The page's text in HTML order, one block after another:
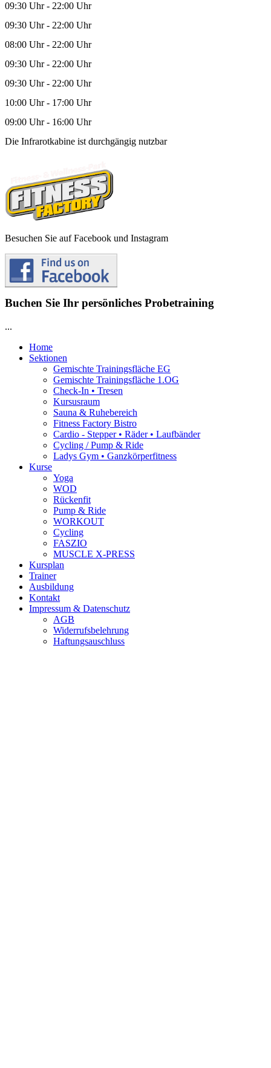
09:30 Uhr - 22:00 Uhr
09:30 Uhr - 22:00 Uhr
08:00 Uhr - 22:00 Uhr
09:30 Uhr - 22:00 Uhr
09:30 Uhr - 22:00 Uhr
10:00 Uhr - 17:00 Uhr
09:00 Uhr - 16:00 Uhr
Die Infrarotkabine ist durchgängig nutzbar
Besuchen Sie auf Facebook und Instagram
Buchen Sie Ihr persönliches Probetraining
...
Home
Sektionen
Gemischte Trainingsfläche EG
Gemischte Trainingsfläche 1.OG
Check-In • Tresen
Kursusraum
Sauna & Ruhebereich
Fitness Factory Bistro
Cardio - Stepper • Räder • Laufbänder
Cycling / Pump & Ride
Ladys Gym • Ganzkörperfitness
Kurse
Yoga
WOD
Rückenfit
Pump & Ride
WORKOUT
Cycling
FASZIO
MUSCLE X-PRESS
Kursplan
Trainer
Ausbildung
Kontakt
Impressum & Datenschutz
AGB
Widerrufsbelehrung
Haftungsauschluss